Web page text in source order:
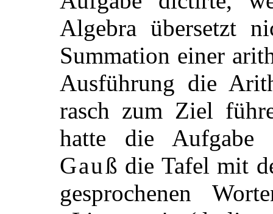
Algebra übersetzt
Summation einer
Ausführung die
rasch zum Ziel
hatte die Aufgabe
Gauß die Tafel mit
gesprochenen